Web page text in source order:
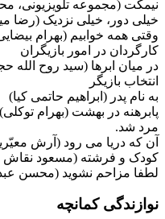
نیمکت (مجموعه تلویزیونی،
خیلی دور، خیلی نزدیک (رضا
وقتی همه خوابیم (بهرام
کارگردان در امور بازیگران
در میان ابرها (سید روح الله
انتخاب بازیگر
به نام پدر (ابراهیم حاتمی کیا)
پابرهنه در بهشت (بهرام
مرد شد.
آن که دریا می رود (آرش
کودک و فرشته (مسعود نقاش
لطفا مزاحم نشوید (محسن
نوازندگی کمانچه